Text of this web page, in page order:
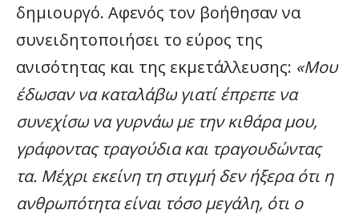
δημιουργό. Αφενός τον βοήθησαν να
συνειδητοποιήσει το εύρος της
ανισότητας και της εκμετάλλευσης: «Μου
έδωσαν να καταλάβω γιατί έπρεπε να
συνεχίσω να γυρνάω με την κιθάρα μου,
γράφοντας τραγούδια και τραγουδώντας
τα. Μέχρι εκείνη τη στιγμή δεν ήξερα ότι η
ανθρωπότητα είναι τόσο μεγάλη, ότι ο